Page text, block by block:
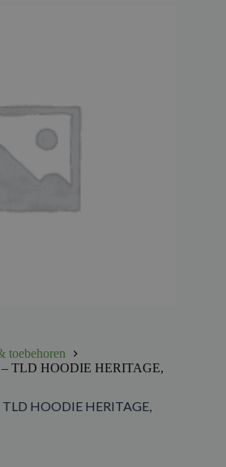
toebehoren
TLD HOODIE HERITAGE,
TLD HOODIE HERITAGE,